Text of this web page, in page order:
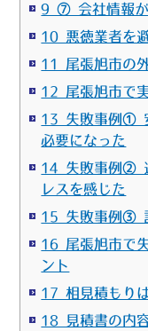
9 ⑦ 会社情報が
10 悪徳業者を
11 尾張旭市の
12 尾張旭市で
13 失敗事例①
必要になった
14 失敗事例②
レスを感じた
15 失敗事例③
16 尾張旭市で
ント
17 相見積もり
18 見積書の内